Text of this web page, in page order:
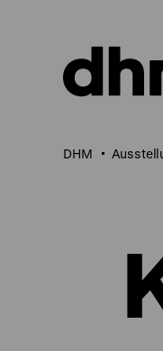
Seiteninhalt
springen
DHM